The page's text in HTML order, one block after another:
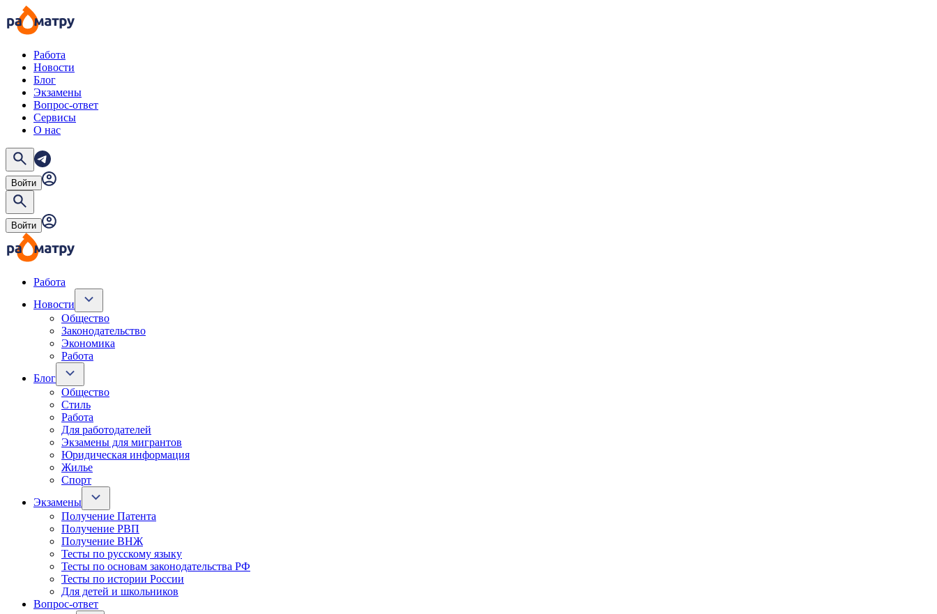
Работа
Новости
Блог
Экзамены
Вопрос-ответ
Сервисы
О нас
Войти
Войти
Работа
Новости
Общество
Законодательство
Экономика
Работа
Блог
Общество
Стиль
Работа
Для работодателей
Экзамены для мигрантов
Юридическая информация
Жилье
Спорт
Экзамены
Получение Патента
Получение РВП
Получение ВНЖ
Тесты по русскому языку
Тесты по основам законодательства РФ
Тесты по истории России
Для детей и школьников
Вопрос-ответ